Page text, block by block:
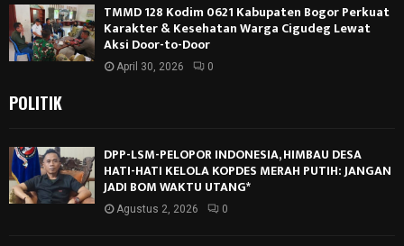
TMMD 128 Kodim 0621 Kabupaten Bogor Perkuat
Karakter & Kesehatan Warga Cigudeg Lewat
Aksi Door-to-Door
April 30, 2026 0
POLITIK
DPP-LSM-PELOPOR INDONESIA, HIMBAU DESA
HATI-HATI KELOLA KOPDES MERAH PUTIH: JANGAN
JADI BOM WAKTU UTANG*
Agustus 2, 2026 0